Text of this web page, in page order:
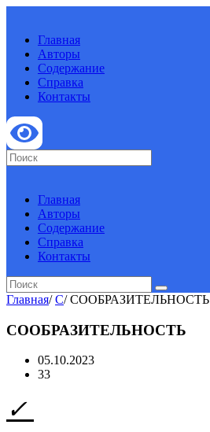
Главная
Авторы
Содержание
Справка
Контакты
Главная
Авторы
Содержание
Справка
Контакты
Главная/ С/ СООБРАЗИТЕЛЬНОСТЬ
СООБРАЗИТЕЛЬНОСТЬ
05.10.2023
33